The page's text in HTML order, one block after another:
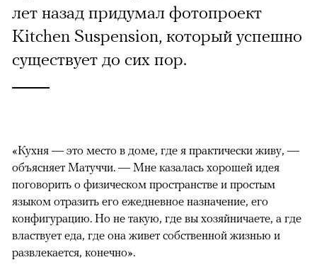
лет назад придумал фотопроект
Kitchen Suspension, который успешно
существует до сих пор.
«Кухня — это место в доме, где я практически живу, —
объясняет Матуччи. — Мне казалась хорошей идея
поговорить о физическом пространстве и простым
языком отразить его ежедневное назначение, его
конфигурацию. Но не такую, где вы хозяйничаете, а где
властвует еда, где она живет собственной жизнью и
развлекается, конечно».